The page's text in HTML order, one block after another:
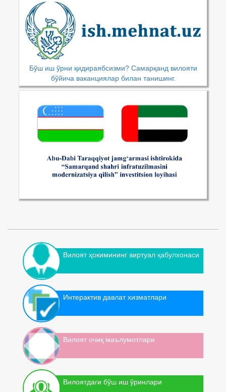
Бўш иш ўрни қидираябсизми? Самарқанд вилояти
бўйича ваканциялар билан танишинг.
Вилоят ҳокимининг виртуал қабулхонаси
Интерактив давлат хизматлари
Вилоят очиқ маълумотлари
Вилоятдаги бўш иш ўринлари